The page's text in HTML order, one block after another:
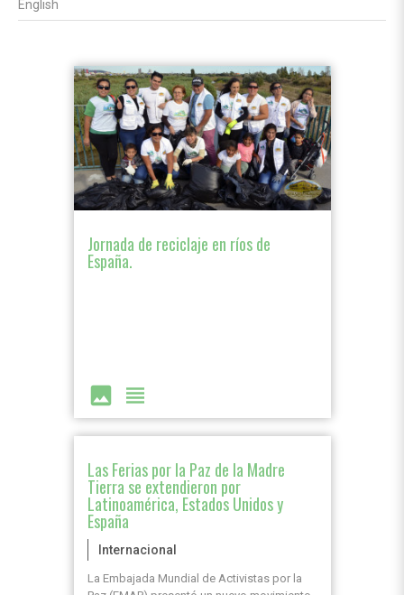
English
Jornada de reciclaje en ríos de
España.
image view_headline
Las Ferias por la Paz de la Madre
Tierra se extendieron por
Latinoamérica, Estados Unidos y
España
Internacional
La Embajada Mundial de Activistas por la